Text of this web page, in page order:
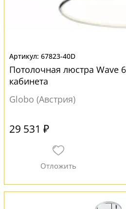
67823-40D
Потолочная люстра Wave
кабинета
Globo (Австрия)
29 531 ₽